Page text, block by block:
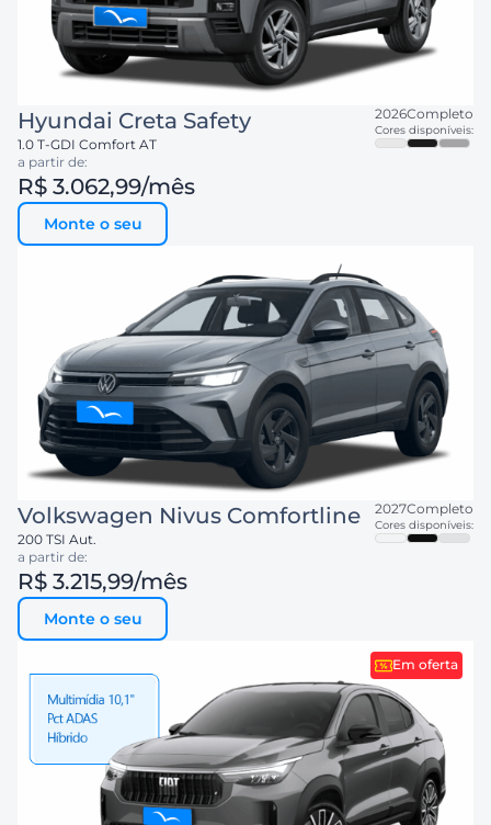
Hyundai Creta Safety
1.0 T-GDI Comfort AT
2026Completo
Cores disponíveis:
a partir de:
R$ 3.062,99/mês
Monte o seu
Volkswagen Nivus Comfortline
200 TSI Aut.
2027Completo
Cores disponíveis:
a partir de:
R$ 3.215,99/mês
Monte o seu
Em oferta